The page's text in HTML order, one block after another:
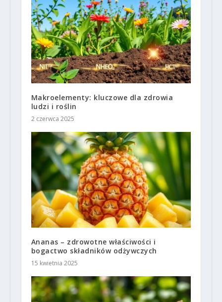
Makroelementy: kluczowe dla zdrowia
ludzi i roślin
2 czerwca 2025
Ananas – zdrowotne właściwości i
bogactwo składników odżywczych
15 kwietnia 2025